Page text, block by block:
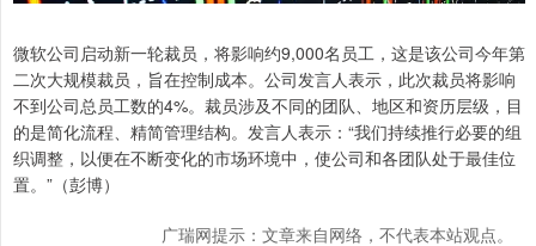
微软公司启动新一轮裁员，将影响约9,000名员工，这是该公司今年第
二次大规模裁员，旨在控制成本。公司发言人表示，此次裁员将影响
不到公司总员工数的4%。裁员涉及不同的团队、地区和资历层级，目
的是简化流程、精简管理结构。发言人表示：“我们持续推行必要的组
织调整，以便在不断变化的市场环境中，使公司和各团队处于最佳位
置。”（彭博）
广瑞网提示：文章来自网络，不代表本站观点。